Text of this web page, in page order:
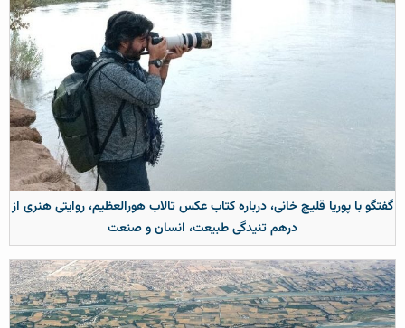
گفتگو با پوریا قلیچ خانی، درباره کتاب عکس تالاب هورالعظیم، روایتی هنری از
درهم تنیدگی طبیعت، انسان و صنعت